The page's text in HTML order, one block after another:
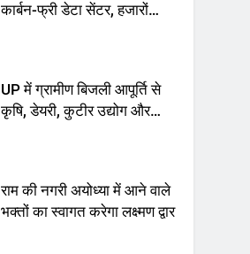
कार्बन-फ्री डेटा सेंटर, हजारों
UP में ग्रामीण बिजली आपूर्ति से
कृषि, डेयरी, कुटीर उद्योग और
राम की नगरी अयोध्या में आने वाले
भक्तों का स्वागत करेगा लक्ष्मण द्वार